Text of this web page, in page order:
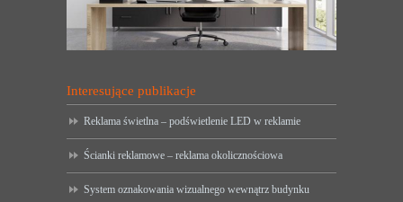
Interesujące publikacje
Reklama świetlna – podświetlenie LED w reklamie
Ścianki reklamowe – reklama okolicznościowa
System oznakowania wizualnego wewnątrz budynku